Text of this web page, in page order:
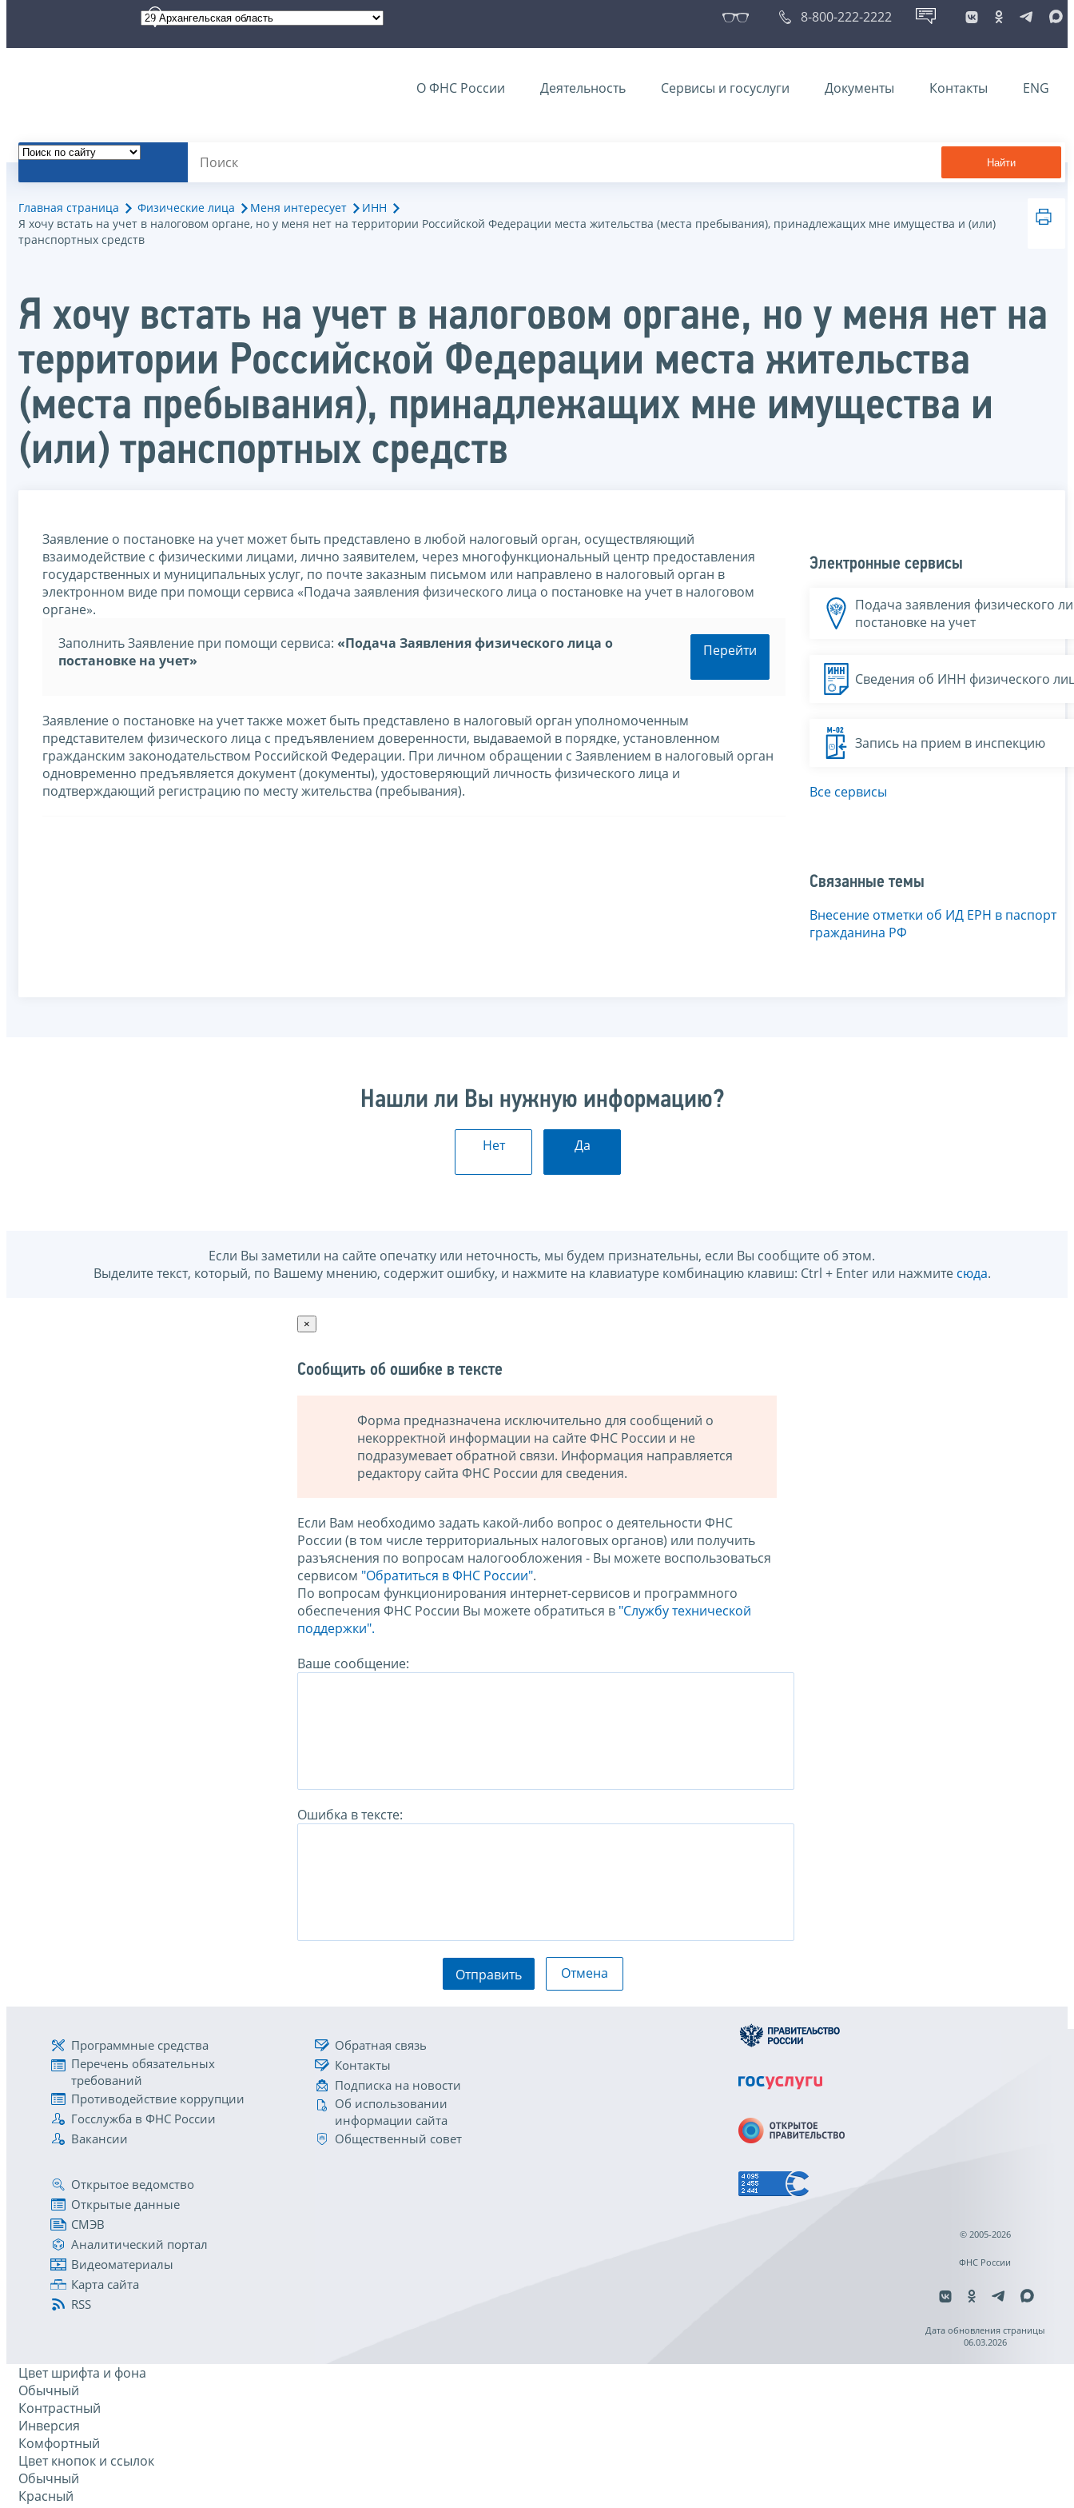
8-800-222-2222
О ФНС России Деятельность Сервисы и госуслуги Документы Контакты ENG
Найти
Главная страница Физические лица Меня интересует
ИНН
Я хочу встать на учет в налоговом органе, но у меня нет на территории Российской Федерации места жительства (места пребывания), принадлежащих мне имущества и (или)
транспортных средств
Я хочу встать на учет в налоговом органе, но у меня нет на
территории Российской Федерации места жительства
(места пребывания), принадлежащих мне имущества и
(или) транспортных средств
Заявление о постановке на учет может быть представлено в любой налоговый орган, осуществляющий
взаимодействие с физическими лицами, лично заявителем, через многофункциональный центр предоставления
государственных и муниципальных услуг, по почте заказным письмом или направлено в налоговый орган в
электронном виде при помощи сервиса «Подача заявления физического лица о постановке на учет в налоговом
органе».
Перейти
Заполнить Заявление при помощи сервиса: «Подача Заявления физического лица о
постановке на учет»
Заявление о постановке на учет также может быть представлено в налоговый орган уполномоченным
представителем физического лица с предъявлением доверенности, выдаваемой в порядке, установленном
гражданским законодательством Российской Федерации. При личном обращении с Заявлением в налоговый орган
одновременно предъявляется документ (документы), удостоверяющий личность физического лица и
подтверждающий регистрацию по месту жительства (пребывания).
Электронные сервисы
Подача заявления физического
постановке на учет
Сведения об ИНН физического
Запись на прием в инспекцию
Все сервисы
Связанные темы
Внесение отметки об ИД ЕРН в паспорт
гражданина РФ
Нашли ли Вы нужную информацию?
Нет Да
Если Вы заметили на сайте опечатку или неточность, мы будем признательны, если Вы сообщите об этом.
Выделите текст, который, по Вашему мнению, содержит ошибку, и нажмите на клавиатуре комбинацию клавиш: Ctrl + Enter или нажмите сюда.
×
Сообщить об ошибке в тексте
Форма предназначена исключительно для сообщений о
некорректной информации на сайте ФНС России и не
подразумевает обратной связи. Информация направляется
редактору сайта ФНС России для сведения.
Если Вам необходимо задать какой-либо вопрос о деятельности ФНС
России (в том числе территориальных налоговых органов) или получить
разъяснения по вопросам налогообложения - Вы можете воспользоваться
сервисом "Обратиться в ФНС России".
По вопросам функционирования интернет-сервисов и программного
обеспечения ФНС России Вы можете обратиться в "Службу технической
поддержки".
Ваше сообщение:
Ошибка в тексте:
Отправить Отмена
Программные средства
Перечень обязательных
требований
Противодействие коррупции
Госслужба в ФНС России
Вакансии
Обратная связь
Контакты
Подписка на новости
Об использовании
информации сайта
Общественный совет
Открытое ведомство
Открытые данные
СМЭВ
Аналитический портал
Видеоматериалы
Карта сайта
RSS
© 2005-2026
ФНС России
Дата обновления страницы
06.03.2026
Цвет шрифта и фона
Обычный
Контрастный
Инверсия
Комфортный
Цвет кнопок и ссылок
Обычный
Красный